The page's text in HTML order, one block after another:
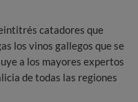
catadores que
los vinos gallegos que se
a los mayores expertos
de todas las regiones